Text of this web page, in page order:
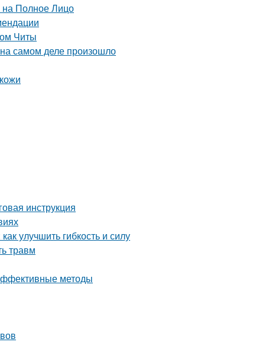
на Полное Лицо
Читы
самом деле произошло
инструкция
улучшить гибкость и силу
травм
методы